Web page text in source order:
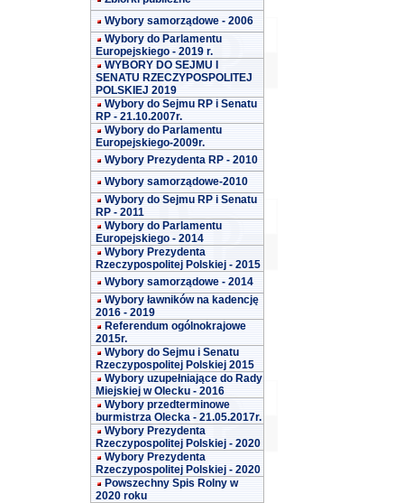
Wybory samorządowe - 2006
Wybory do Parlamentu
Europejskiego - 2019 r.
WYBORY DO SEJMU I
SENATU RZECZYPOSPOLITEJ
POLSKIEJ 2019
Wybory do Sejmu RP i Senatu
RP - 21.10.2007r.
Wybory do Parlamentu
Europejskiego-2009r.
Wybory Prezydenta RP - 2010
Wybory samorządowe-2010
Wybory do Sejmu RP i Senatu
RP - 2011
Wybory do Parlamentu
Europejskiego - 2014
Wybory Prezydenta
Rzeczypospolitej Polskiej - 2015
Wybory samorządowe - 2014
Wybory ławników na kadencję
2016 - 2019
Referendum ogólnokrajowe
2015r.
Wybory do Sejmu i Senatu
Rzeczypospolitej Polskiej 2015
Wybory uzupełniające do Rady
Miejskiej w Olecku - 2016
Wybory przedterminowe
burmistrza Olecka - 21.05.2017r.
Wybory Prezydenta
Rzeczypospolitej Polskiej - 2020
Wybory Prezydenta
Rzeczypospolitej Polskiej - 2020
Powszechny Spis Rolny w
2020 roku